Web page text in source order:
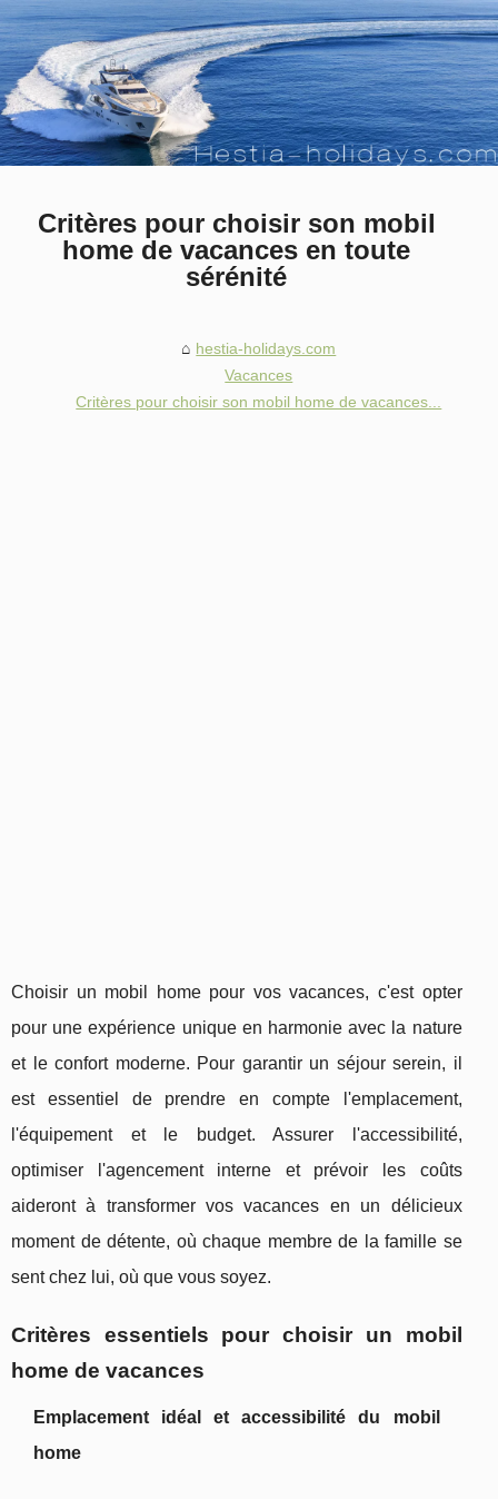
Critères pour choisir son mobil
home de vacances en toute
sérénité
hestia-holidays.com
Vacances
Critères pour choisir son mobil home de vacances...
Choisir un mobil home pour vos vacances, c'est opter
pour une expérience unique en harmonie avec la nature
et le confort moderne. Pour garantir un séjour serein, il
est essentiel de prendre en compte l'emplacement,
l'équipement et le budget. Assurer l'accessibilité,
optimiser l'agencement interne et prévoir les coûts
aideront à transformer vos vacances en un délicieux
moment de détente, où chaque membre de la famille se
sent chez lui, où que vous soyez.
Critères essentiels pour choisir un mobil
home de vacances
Emplacement idéal et accessibilité du mobil
home